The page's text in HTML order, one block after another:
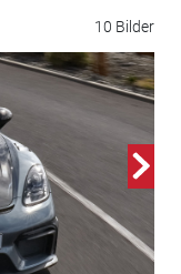
10 Bilder